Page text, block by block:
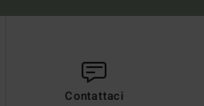
Contattaci